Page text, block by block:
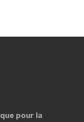
pour la